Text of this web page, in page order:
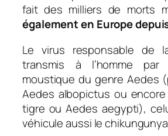
fait des milliers de morts
également en Europe
Le virus responsable de
transmis à l’homme
moustique du genre Aedes
Aedes albopictus ou
tigre ou Aedes aegypti),
véhicule aussi le